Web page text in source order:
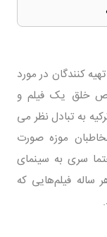
کنندگان در مورد
خلق یک فیلم و
به تبادل نظر می
موزه صورت
سری به سینمای
ساله فیلم‌هایی که